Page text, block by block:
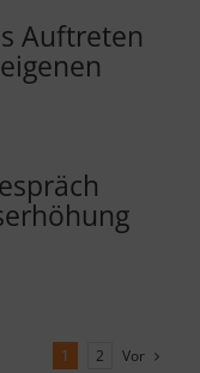
Auftreten
1 2 Vor